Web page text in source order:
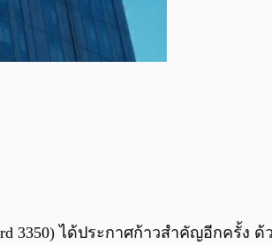
3350) ได้ประกาศก้าวสำคัญอีกครั้ง